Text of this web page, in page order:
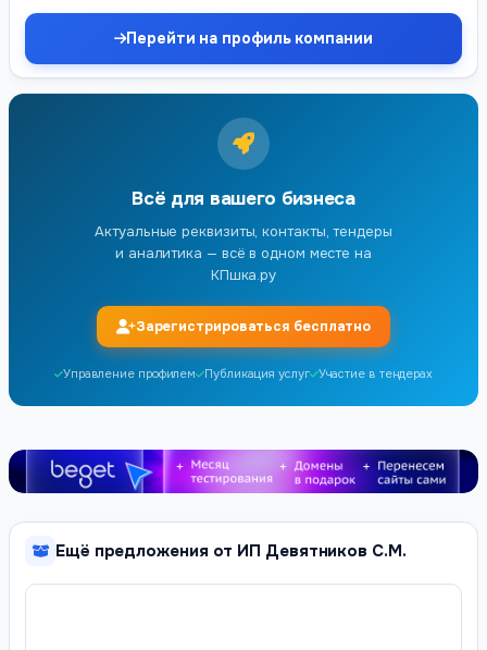
Перейти на профиль компании
Всё для вашего бизнеса
Актуальные реквизиты, контакты, тендеры
и аналитика — всё в одном месте на
КПшка.ру
Зарегистрироваться бесплатно
Управление профилем Публикация услуг Участие в тендерах
Ещё предложения от ИП Девятников С.М.